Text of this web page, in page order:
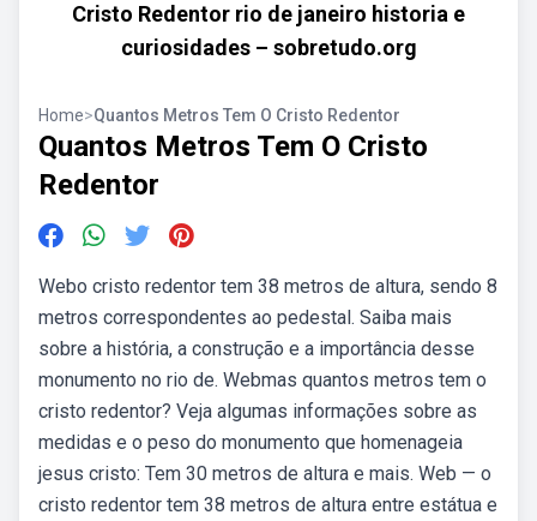
Cristo Redentor rio de janeiro historia e
curiosidades – sobretudo.org
Home>Quantos Metros Tem O Cristo Redentor
Quantos Metros Tem O Cristo
Redentor
Webo cristo redentor tem 38 metros de altura, sendo 8
metros correspondentes ao pedestal. Saiba mais
sobre a história, a construção e a importância desse
monumento no rio de. Webmas quantos metros tem o
cristo redentor? Veja algumas informações sobre as
medidas e o peso do monumento que homenageia
jesus cristo: Tem 30 metros de altura e mais. Web — o
cristo redentor tem 38 metros de altura entre estátua e